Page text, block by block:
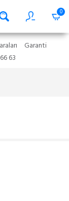
0
Garanti
63